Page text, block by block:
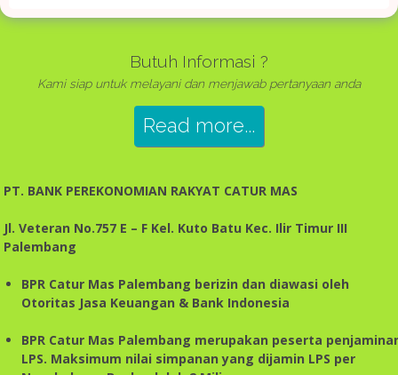
Butuh Informasi ?
Kami siap untuk melayani dan menjawab pertanyaan anda
Read more...
PT. BANK PEREKONOMIAN RAKYAT CATUR MAS
Jl. Veteran No.757 E – F Kel. Kuto Batu Kec. Ilir Timur III
Palembang
BPR Catur Mas Palembang berizin dan diawasi oleh
Otoritas Jasa Keuangan & Bank Indonesia
BPR Catur Mas Palembang merupakan peserta
LPS. Maksimum nilai simpanan yang dijamin LPS per